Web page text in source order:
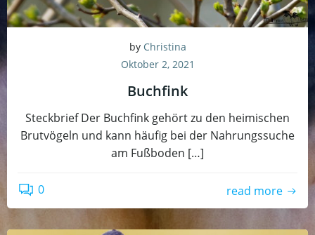
by Christina
Oktober 2, 2021
Buchfink
Steckbrief Der Buchfink gehört zu den heimischen
Brutvögeln und kann häufig bei der Nahrungssuche
am Fußboden […]
0 read more